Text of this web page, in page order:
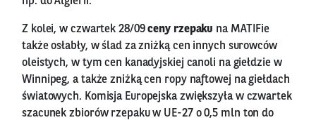
Z kolei, w czwartek 28/09ceny rzepaku na MATIFie
także osłabły, w ślad za zniżką cen innych surowców
oleistych, w tym cen kanadyjskiej canoli na giełdzie w
Winnipeg, a także zniżką cen ropy naftowej na giełdach
światowych. Komisja Europejska zwiększyła w czwartek
szacunek zbiorów rzepaku w UE-27 o 0,5 mln ton do